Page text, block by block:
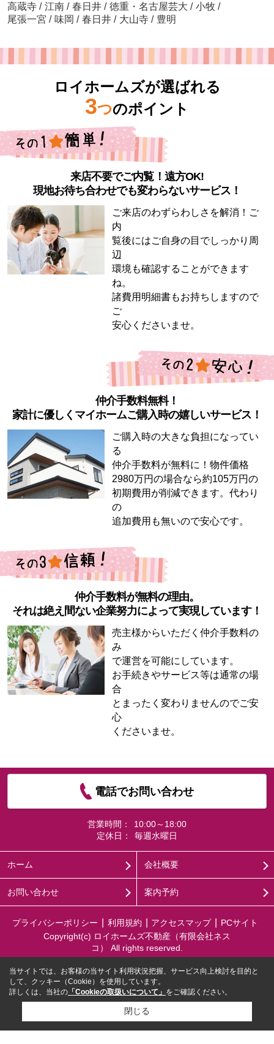
高蔵寺 / 江南 / 春日井 / 徳重・名古屋芸大 / 小牧 /
尾張一宮 / 味岡 / 春日井 / 大山寺 / 豊明
ロイホームズが選ばれる
3つのポイント
来店不要でご内覧！遠方OK!
現地お待ち合わせでも変わらないサービス！
ご来店のわずらわしさを解消！ご
内
覧後にはご自身の目でしっかり周
辺
環境も確認することができます
ね。
諸費用明細書もお持ちしますので
ご
安心くださいませ。
仲介手数料無料！
家計に優しくマイホームご購入時の嬉しいサービス！
ご購入時の大きな負担になってい
る
仲介手数料が無料に！物件価格
2980万円の場合なら約105万円の
初期費用が削減できます。代わり
の
追加費用も無いので安心です。
仲介手数料が無料の理由。
それは絶え間ない企業努力によって実現しています！
売主様からいただく仲介手数料の
み
で運営を可能にしています。
お手続きやサービス等は通常の場
合
とまったく変わりませんのでご安
心
くださいませ。
電話でお問い合わせ
営業時間：
10:00～18:00
定休日：
毎週水曜日
ホーム 会社概要
お問い合わせ 案内予約
プライバシーポリシー 利用規約 アクセスマップ
PCサイト
Copyright(c) ロイホームズ不動産（有限会社ネス
コ） All rights reserved.
当サイトでは、お客様の当サイト利用状況把握、サービス向上検討を目的と
して、クッキー（Cookie）を使用しています。
詳しくは、当社の 「Cookieの取扱いについて」 をご確認ください。
閉じる